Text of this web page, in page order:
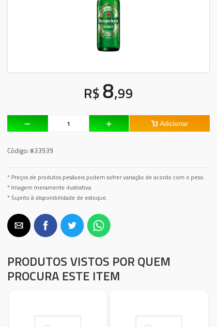
R$ 8,99
Adicionar
Código:#33939
* Preços de produtos pesáveis podem sofrer variação de acordo com o peso.
* Imagem meramente ilustrativa.
* Sujeito à disponibilidade de estoque.
PRODUTOS VISTOS POR QUEM
PROCURA ESTE ITEM